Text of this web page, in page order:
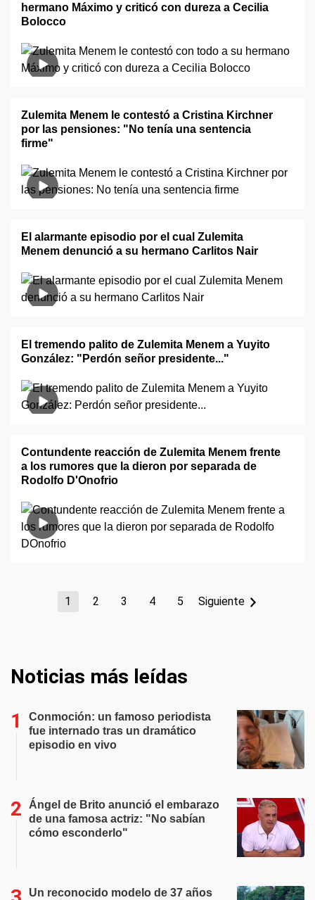
hermano Máximo y criticó con dureza a Cecilia
Bolocco
Zulemita Menem le contestó a Cristina Kirchner
por las pensiones: "No tenía una sentencia
firme"
El alarmante episodio por el cual Zulemita
Menem denunció a su hermano Carlitos Nair
El tremendo palito de Zulemita Menem a Yuyito
González: "Perdón señor presidente..."
Contundente reacción de Zulemita Menem frente
a los rumores que la dieron por separada de
Rodolfo D'Onofrio
1 2 3 4 5 Siguiente
Noticias más leídas
Conmoción: un famoso periodista
fue internado tras un dramático
episodio en vivo
Ángel de Brito anunció el embarazo
de una famosa actriz: "No sabían
cómo esconderlo"
Un reconocido modelo de 37 años